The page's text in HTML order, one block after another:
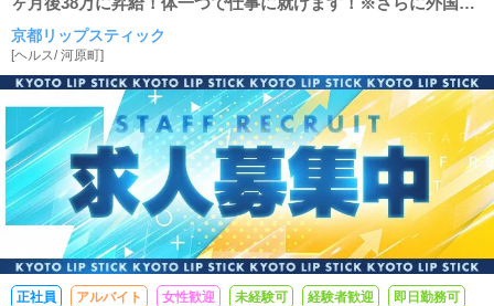
を話せる方大歓迎！
京都リップスティック
[ヘルス/河原町]
正社員 アルバイト 女性歓迎 未経験可 経験者歓迎
即日勤務可